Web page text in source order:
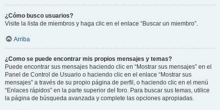
¿Cómo busco usuarios?
Visite la lista de miembros y haga clic en el enlace “Buscar un miembro”.
Arriba
¿Como se puede encontrar mis propios mensajes y temas?
Puede encontrar sus mensajes haciendo clic en “Mostrar sus mensajes” en el
Panel de Control de Usuario o haciendo clic en el enlace “Mostrar sus
mensajes” a través de su propio página de perfil, o haciendo clic en el menú
“Enlaces rápidos” en la parte superior del foro. Para buscar sus temas, utilice
la página de búsqueda avanzada y complete las opciones apropiadas.